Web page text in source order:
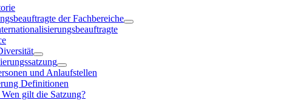
der Fachbereiche
und Anlaufstellen
Definitionen
gilt die Satzung?